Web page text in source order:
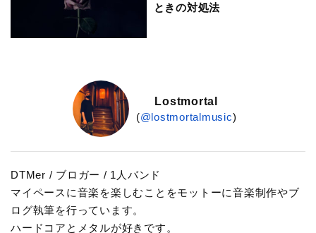
ときの対処法
Lostmortal
(@lostmortalmusic)
DTMer / ブロガー / 1人バンド
マイペースに音楽を楽しむことをモットーに音楽制作やブ
ログ執筆を行っています。
ハードコアとメタルが好きです。